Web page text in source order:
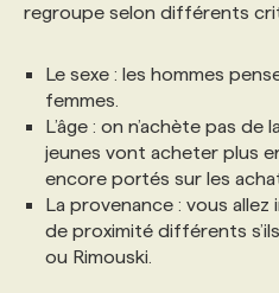
NOS TARIFS
PROGRAMMES DE
FAQ
ANNONCEZ AVEC NOUS
regroupe selon différents
Le sexe : les hommes
femmes.
L’âge : on n’achète pas de
jeunes vont acheter plus
encore portés sur les
La provenance : vous
de proximité différents
ou Rimouski.